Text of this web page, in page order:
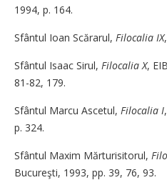
1994, p. 164.
Sfântul Ioan Scărarul, Filocalia IX
Sfântul Isaac Sirul, Filocalia X,
81-82, 179.
Sfântul Marcu Ascetul, Filocalia I
p. 324.
Sfântul Maxim Mărturisitorul,
Bucureşti, 1993, pp. 39, 76, 93.